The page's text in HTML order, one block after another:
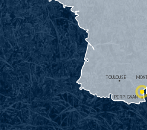
PERPIGNAN
TOULOUSE